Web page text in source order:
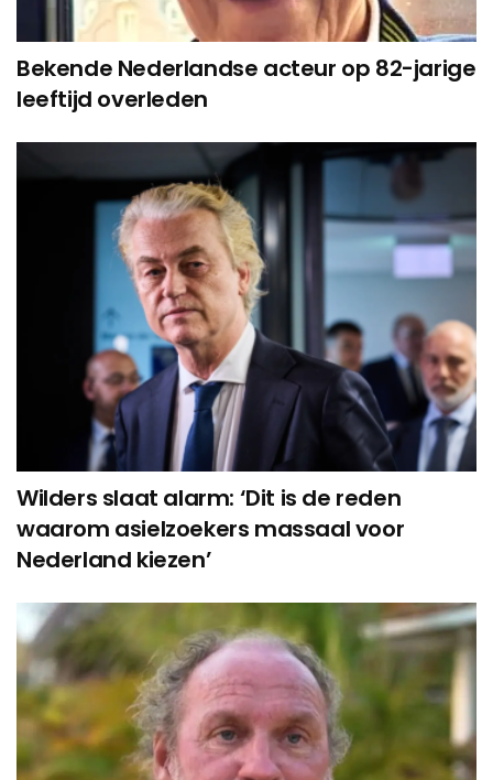
Bekende Nederlandse acteur op 82-jarige
leeftijd overleden
Wilders slaat alarm: ‘Dit is de reden
waarom asielzoekers massaal voor
Nederland kiezen’